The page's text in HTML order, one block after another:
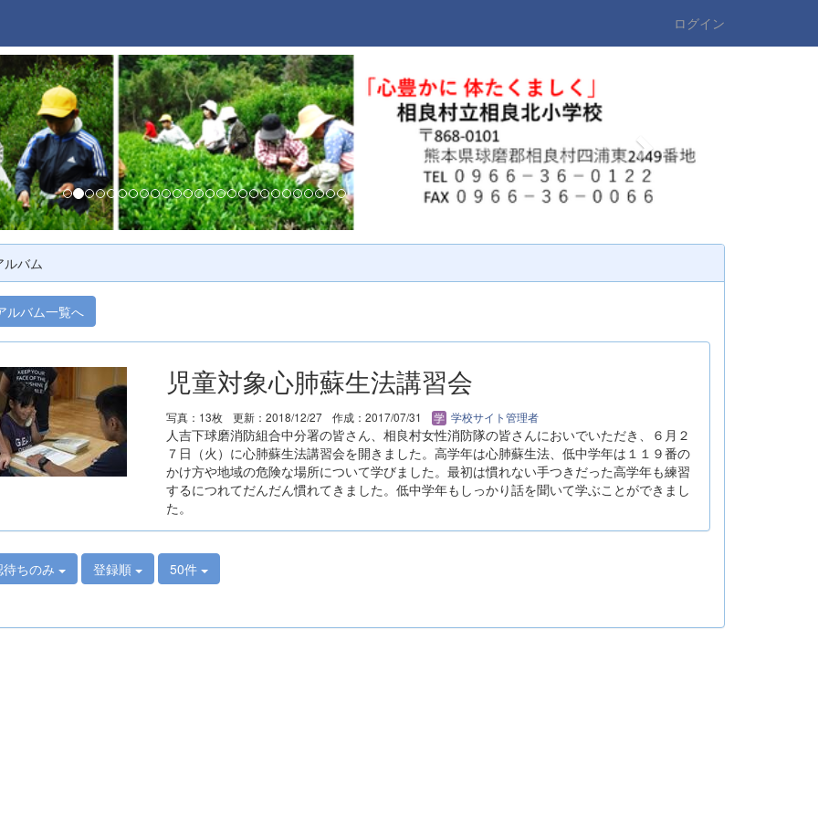
ログイン
t
ルバム
ルバム一覧へ
児童対象心肺蘇生法講習会
写真：13枚 更新：2018/12/27 作成：2017/07/31 学校サイト管理者
人吉下球磨消防組合中分署の皆さん、相良村女性消防隊の皆さんにおいでいただき、６月２
７日（火）に心肺蘇生法講習会を開きました。高学年は心肺蘇生法、低中学年は１１９番の
かけ方や地域の危険な場所について学びました。最初は慣れない手つきだった高学年も練習
するにつれてだんだん慣れてきました。低中学年もしっかり話を聞いて学ぶことができまし
た。
ちのみ 登録順 50件